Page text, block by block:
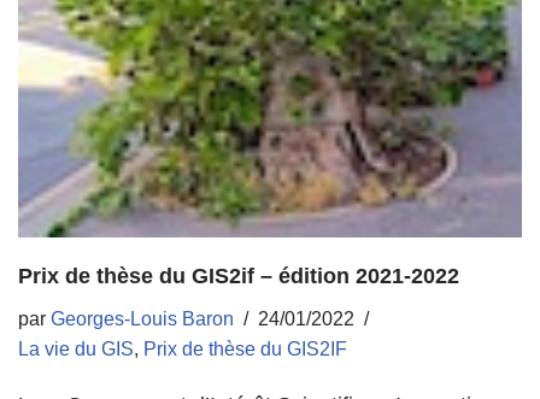
Prix de thèse du GIS2if – édition 2021-2022
par Georges-Louis Baron
24/01/2022
La vie du GIS, Prix de thèse du GIS2IF